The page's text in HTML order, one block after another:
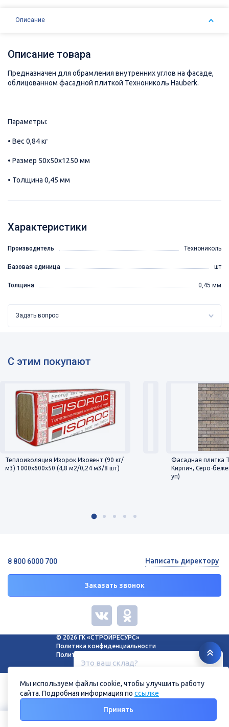
Это ваш склад?
Нет Да
Описание
Описание товара
Предназначен для обрамления внутренних углов на фасаде,
облицованном фасадной плиткой Технониколь Hauberk.
Параметры:
• Вес 0,84 кг
• Размер 50х50х1250 мм
• Толщина 0,45 мм
Характеристики
Производитель Технониколь
Базовая единица шт
Толщина 0,45 мм
Задать вопрос
С этим покупают
Теплоизоляция Изорок Изовент (90 кг/
м3) 1000х600х50 (4,8 м2/0,24 м3/8 шт)
Фасадная плитка
Кирпич, Серо-
уп)
8 800 6000 700
Заказать звонок
Написать директору
© 2026 ГК «СТРОЙРЕСУРС»
Политика конфиденциальности
Политика в отношении файлов cookie
Мы используем файлы cookie, чтобы улучшить работу
сайта. Подробная информация по ссылке
Принять